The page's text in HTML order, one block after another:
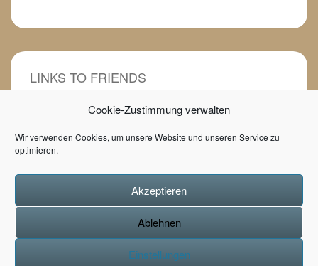
Cookie-Zustimmung verwalten
Wir verwenden Cookies, um unsere Website und unseren Service zu
optimieren.
Akzeptieren
Ablehnen
Einstellungen
LINKS TO FRIENDS
Tunupa- Kunsthandwerk
Game of Books Buchblog